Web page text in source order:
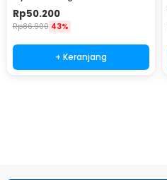
Breathable L - TS-15
Rp50.200
Rp86.900 43%
+ Keranjang